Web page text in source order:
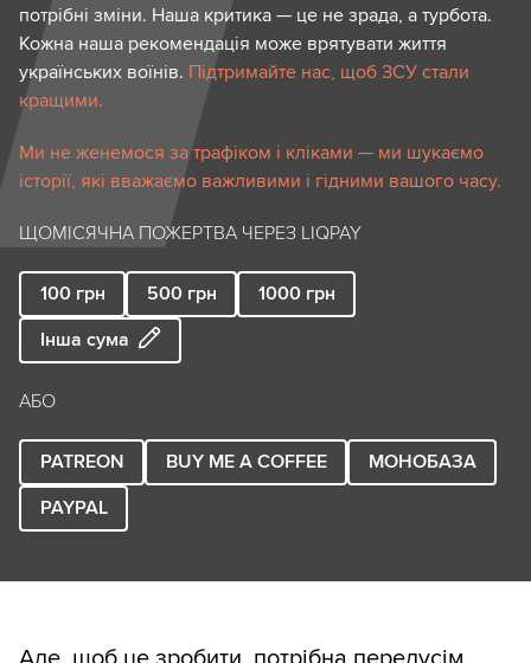
потрібні зміни. Наша критика — це не зрада, а турбота.
Кожна наша рекомендація може врятувати життя
українських воїнів. Підтримайте нас, щоб ЗСУ стали
кращими.
Ми не женемося за трафіком і кліками — ми шукаємо
історії, які вважаємо важливими і гідними вашого часу.
ЩОМІСЯЧНА ПОЖЕРТВА ЧЕРЕЗ LIQPAY
100 грн 500 грн 1000 грн
Інша сума
АБО
PATREON BUY ME A COFFEE
МОНОБАЗА
PAYPAL